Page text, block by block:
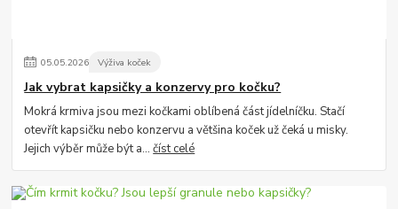
05.05.2026 Výživa koček
Jak vybrat kapsičky a konzervy pro kočku?
Mokrá krmiva jsou mezi kočkami oblíbená část jídelníčku. Stačí
otevřít kapsičku nebo konzervu a většina koček už čeká u misky.
Jejich výběr může být a...číst celé